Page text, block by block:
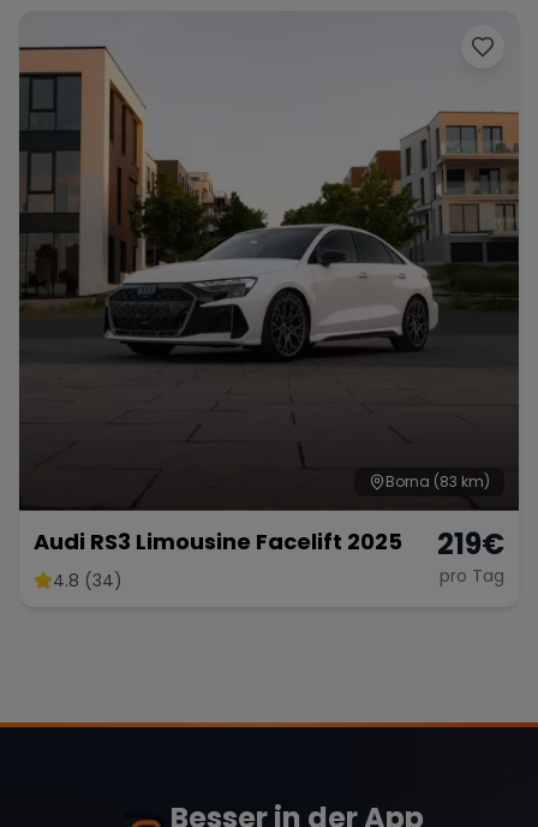
Borna (83 km)
Audi RS3 Limousine Facelift 2025
4.8 (34)
219€
pro Tag
Besser in der App